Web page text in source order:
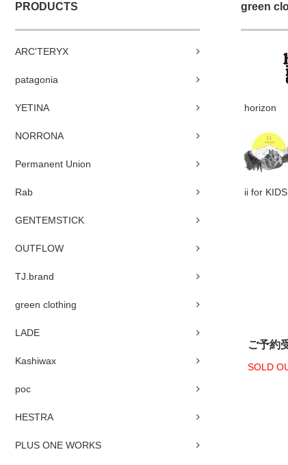
PRODUCTS
ARC'TERYX
patagonia
YETINA
NORRONA
Permanent Union
Rab
GENTEMSTICK
OUTFLOW
TJ.brand
green clothing
LADE
Kashiwax
poc
HESTRA
PLUS ONE WORKS
green
horizon
ii for KIDS
ご予約
SOLD